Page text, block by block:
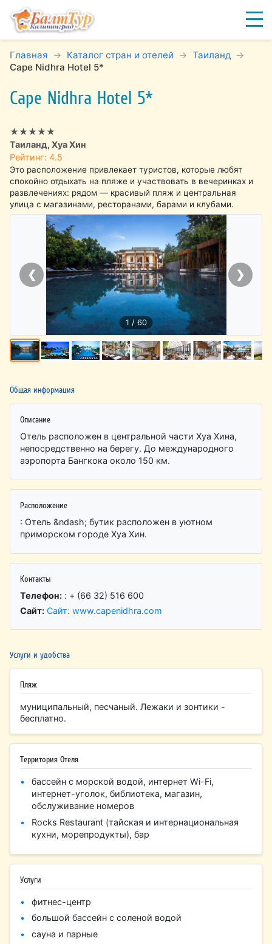
Главная Каталог стран и отелей
Таиланд
Cape Nidhra Hotel 5*
Cape Nidhra Hotel 5*
★★★★★
Таиланд, Хуа Хин
Рейтинг: 4.5
Это расположение привлекает туристов, которые любят
спокойно отдыхать на пляже и участвовать в вечеринках и
развлечениях: рядом — красивый пляж и центральная
улица с магазинами, ресторанами, барами и клубами.
❮ ❯
1 / 60
Общая информация
Описание
Отель расположен в центральной части Хуа Хина,
непосредственно на берегу. До международного
аэропорта Бангкока около 150 км.
Расположение
: Отель &ndash; бутик расположен в уютном
приморском городе Хуа Хин.
Контакты
Телефон: : + (66 32) 516 600
Сайт: Сайт: www.capenidhra.com
Услуги и удобства
Пляж
муниципальный, песчаный. Лежаки и зонтики -
бесплатно.
Территория Отеля
бассейн с морской водой, интернет Wi-Fi,
интернет-уголок, библиотека, магазин,
обслуживание номеров
Rocks Restaurant (тайская и интернациональная
кухни, морепродукты), бар
Услуги
фитнес-центр
большой бассейн с соленой водой
сауна и парные